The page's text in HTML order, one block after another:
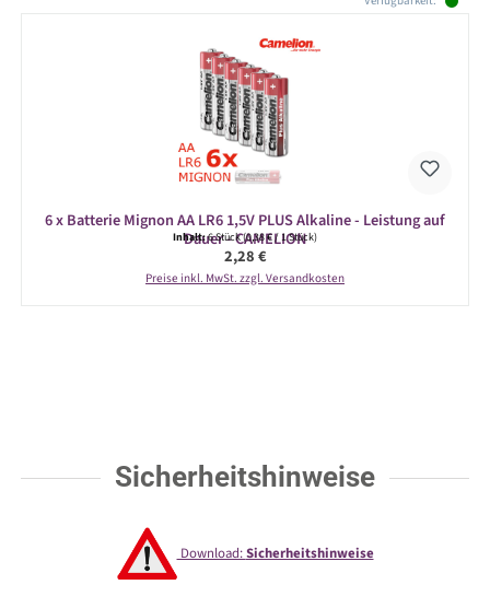
6 x Batterie Mignon AA LR6 1,5V PLUS Alkaline - Leistung auf
Dauer - CAMELION
Inhalt:6 Stück(0,38 € / 1 Stück)
Regulärer Preis:
2,28 €
Preise inkl. MwSt. zzgl. Versandkosten
Sicherheitshinweise
Download:Sicherheitshinweise